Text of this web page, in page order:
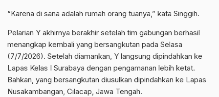
“Karena di sana adalah rumah orang tuanya,” kata Singgih.
Pelarian Y akhirnya berakhir setelah tim gabungan berhasil
menangkap kembali yang bersangkutan pada Selasa
(7/7/2026). Setelah diamankan, Y langsung dipindahkan ke
Lapas Kelas I Surabaya dengan pengamanan lebih ketat.
Bahkan, yang bersangkutan diusulkan dipindahkan ke Lapas
Nusakambangan, Cilacap, Jawa Tengah.